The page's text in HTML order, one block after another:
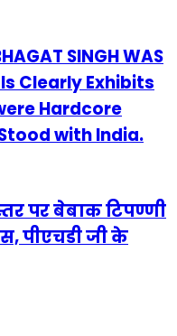
SINGH WAS
Clearly Exhibits
Hardcore
with India.
पर बेबाक टिपण्णी
पीएचडी जी के